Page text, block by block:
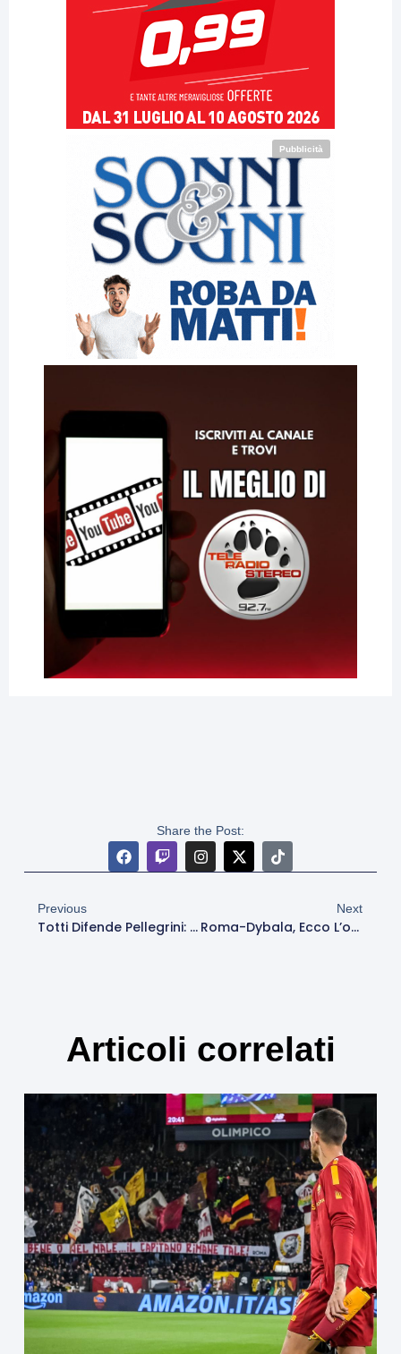
Pubblicità
Share the Post:
Previous
Totti Difende Pellegrini: “È Tra I Migliori Centrocampisti, Deve Rinnovare”. Poi Scherza Su Dybala
Next
Roma-Dybala, Ecco L’offerta: Ingaggio Ridotto E Bonus Nel Nuovo Contratto
Articoli correlati